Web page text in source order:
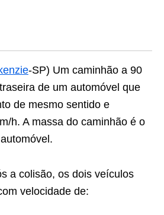
-SP) Um caminhão a 90
de um automóvel que
de mesmo sentido e
h. A massa do caminhão é o
a colisão, os dois veículos
velocidade de: